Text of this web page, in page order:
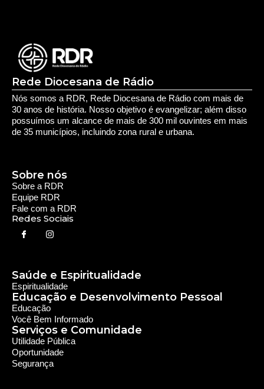
Rede Diocesana de Rádio
Nós somos a RDR, Rede Diocesana de Rádio com mais de
30 anos de história. Nosso objetivo é evangelizar; além disso
possuímos um alcance de mais de 300 mil ouvintes em mais
de 35 municípios, incluindo zona rural e urbana.
Sobre a RDR
Equipe RDR
Fale com a RDR
Redes Sociais
Sobre nós
Saúde e Espiritualidade
Espiritualidade
Educação e Desenvolvimento Pessoal
Educação
Você Bem Informado
Serviços e Comunidade
Utilidade Pública
Oportunidade
Segurança